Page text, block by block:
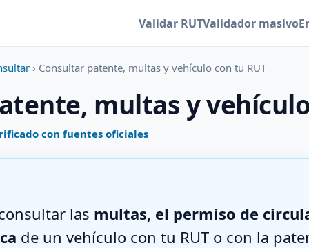
Validar RUTValidador masivo
› Consultar patente, multas y vehículo con tu RUT
multas y
con fuentes oficiales
las multas, el permiso de
de un vehículo con tu RUT o con la